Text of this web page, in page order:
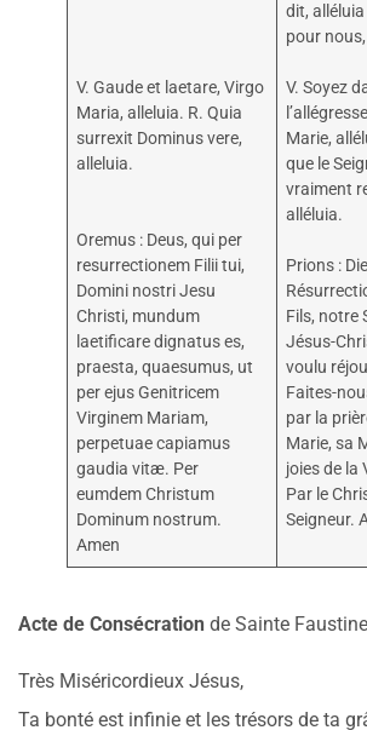
V. Gaude et laetare, Virgo
Maria, alleluia. R. Quia
surrexit Dominus vere,
alleluia.
Oremus : Deus, qui per
resurrectionem Filii tui,
Domini nostri Jesu
Christi, mundum
laetificare dignatus es,
praesta, quaesumus, ut
per ejus Genitricem
Virginem Mariam,
perpetuae capiamus
gaudia vitæ. Per
eumdem Christum
Dominum nostrum.
Amen
dit, alléluia
pour
V. Soyez
Marie,
que le
vraiment
alléluia.
Prions :
Fils, notre
Jésus-
voulu
Faites-
par la
Marie, sa
joies de la
Par le
Seigneur.
Acte de Consécration de Sainte Faustine
Très Miséricordieux Jésus,
Ta bonté est infinie et les trésors de ta